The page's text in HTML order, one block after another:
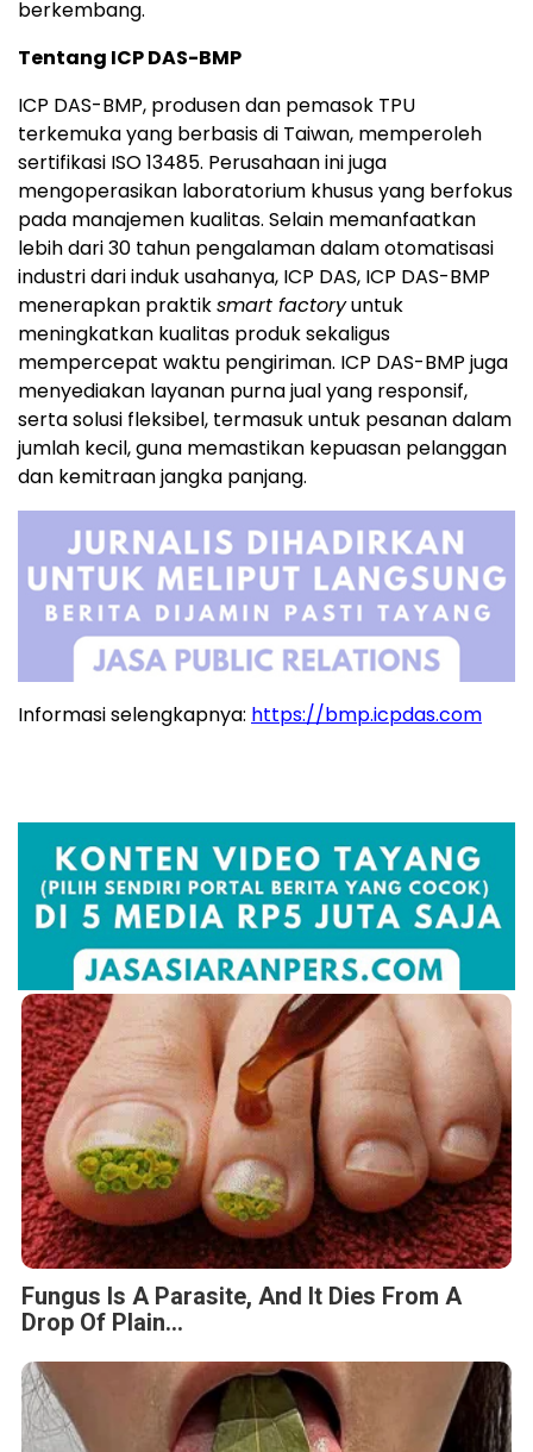
berkembang.
Tentang ICP DAS-BMP
ICP DAS-BMP, produsen dan pemasok TPU
terkemuka yang berbasis di Taiwan, memperoleh
sertifikasi ISO 13485. Perusahaan ini juga
mengoperasikan laboratorium khusus yang berfokus
pada manajemen kualitas. Selain memanfaatkan
lebih dari 30 tahun pengalaman dalam otomatisasi
industri dari induk usahanya, ICP DAS, ICP DAS-BMP
menerapkan praktiksmart factoryuntuk
meningkatkan kualitas produk sekaligus
mempercepat waktu pengiriman. ICP DAS-BMP juga
menyediakan layanan purna jual yang responsif,
serta solusi fleksibel, termasuk untuk pesanan dalam
jumlah kecil, guna memastikan kepuasan pelanggan
dan kemitraan jangka panjang.
Informasi selengkapnya: https://bmp.icpdas.com
Fungus Is A Parasite, And It Dies From A
Drop Of Plain...